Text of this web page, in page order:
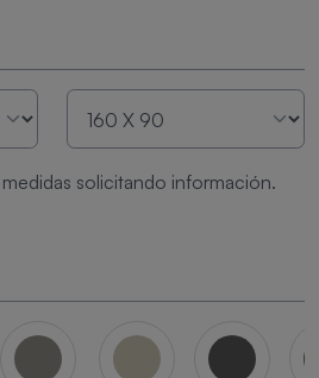
solicitando información.